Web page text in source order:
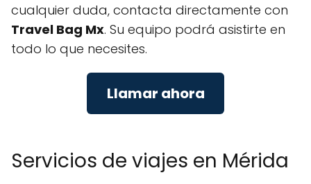
cualquier duda, contacta directamente con
Travel Bag Mx. Su equipo podrá asistirte en
todo lo que necesites.
Llamar ahora
Servicios de viajes en Mérida